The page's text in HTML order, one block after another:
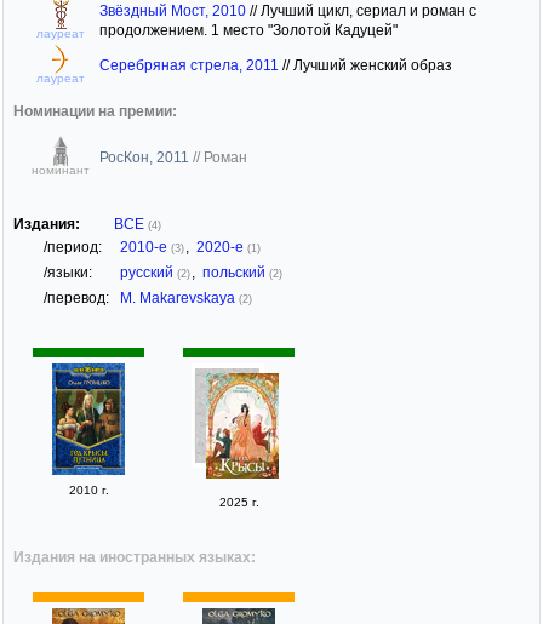
лауреат
Звёздный Мост, 2010 // Лучший цикл, сериал и роман с
продолжением. 1 место "Золотой Кадуцей"
лауреат
Серебряная стрела, 2011 // Лучший женский образ
Номинации на премии:
номинант
РосКон, 2011 // Роман
Издания: ВСЕ (4)
/период: 2010-е (3) 2020-е (1)
/языки: русский (2) польский (2)
/перевод: M. Makarevskaya (2)
2010 г.
2025 г.
Издания на иностранных языках: